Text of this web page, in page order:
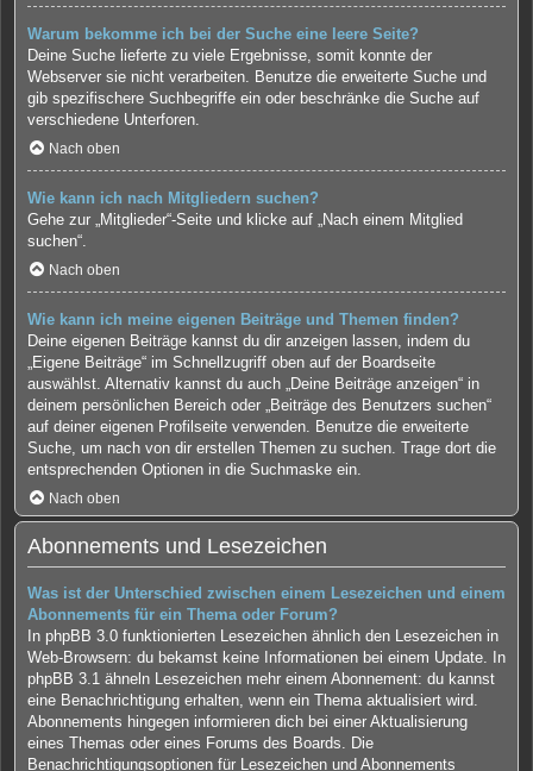
Warum bekomme ich bei der Suche eine leere Seite?
Deine Suche lieferte zu viele Ergebnisse, somit konnte der
Webserver sie nicht verarbeiten. Benutze die erweiterte Suche und
gib spezifischere Suchbegriffe ein oder beschränke die Suche auf
verschiedene Unterforen.
Nach oben
Wie kann ich nach Mitgliedern suchen?
Gehe zur „Mitglieder“-Seite und klicke auf „Nach einem Mitglied
suchen“.
Nach oben
Wie kann ich meine eigenen Beiträge und Themen finden?
Deine eigenen Beiträge kannst du dir anzeigen lassen, indem du
„Eigene Beiträge“ im Schnellzugriff oben auf der Boardseite
auswählst. Alternativ kannst du auch „Deine Beiträge anzeigen“ in
deinem persönlichen Bereich oder „Beiträge des Benutzers suchen“
auf deiner eigenen Profilseite verwenden. Benutze die erweiterte
Suche, um nach von dir erstellen Themen zu suchen. Trage dort die
entsprechenden Optionen in die Suchmaske ein.
Nach oben
Abonnements und Lesezeichen
Was ist der Unterschied zwischen einem Lesezeichen und einem
Abonnements für ein Thema oder Forum?
In phpBB 3.0 funktionierten Lesezeichen ähnlich den Lesezeichen in
Web-Browsern: du bekamst keine Informationen bei einem Update. In
phpBB 3.1 ähneln Lesezeichen mehr einem Abonnement: du kannst
eine Benachrichtigung erhalten, wenn ein Thema aktualisiert wird.
Abonnements hingegen informieren dich bei einer Aktualisierung
eines Themas oder eines Forums des Boards. Die
Benachrichtigungsoptionen für Lesezeichen und Abonnements